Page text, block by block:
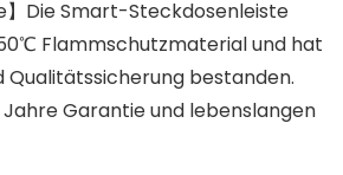
】Die Smart-Steckdosenleiste
Flammschutzmaterial und hat
Qualitätssicherung bestanden.
Garantie und lebenslangen